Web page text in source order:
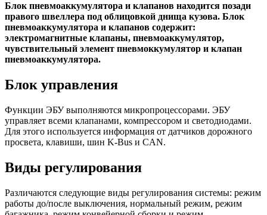
Блок пневмоаккумулятора и клапанов находится позади
правого швеллера под облицовкой днища кузова. Блок
пневмоаккумулятора и клапанов содержит:
электромагнитные клапаны, пневмоаккумулятор,
чувствительный элемент пневмоккумулятор и клапан
пневмоаккумулятора.
Блок управления
Функции ЭБУ выполняются микропроцессорами. ЭБУ
управляет всеми клапанами, компрессором и светодиодами.
Для этого используется информация от датчиков дорожного
просвета, клавиши, шин K-Bus и CAN.
Виды регулирования
Различаются следующие виды регулирования системы: режим
работы до/после выключения, нормальный режим, режим